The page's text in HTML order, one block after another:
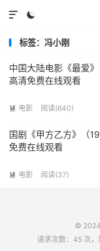


标签：冯小刚
中国大陆电影《最爱
高清免费在线观看
 电影 阅读(640)
国剧《甲方乙方》（
免费在线观看
 电影 阅读(37)
©
请求次数：45 次